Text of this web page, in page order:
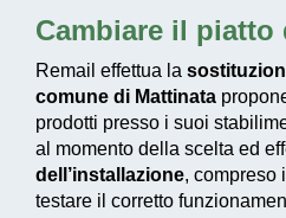
Cambiare il piatto
Remail effettua la
comune di Mattinata
prodotti presso i suoi
al momento della scelta ed
dell’installazione, compreso il
testare il corretto